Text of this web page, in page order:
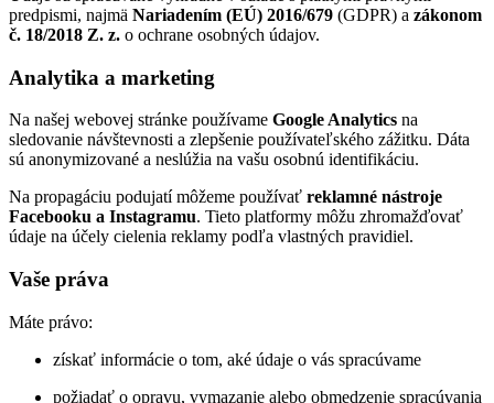
predpismi, najmä Nariadením (EÚ) 2016/679 (GDPR) a zákonom
č. 18/2018 Z. z. o ochrane osobných údajov.
Analytika a marketing
Na našej webovej stránke používame Google Analytics na
sledovanie návštevnosti a zlepšenie používateľského zážitku. Dáta
sú anonymizované a neslúžia na vašu osobnú identifikáciu.
Na propagáciu podujatí môžeme používať reklamné nástroje
Facebooku a Instagramu. Tieto platformy môžu zhromažďovať
údaje na účely cielenia reklamy podľa vlastných pravidiel.
Vaše práva
Máte právo:
získať informácie o tom, aké údaje o vás spracúvame
požiadať o opravu, vymazanie alebo obmedzenie spracúvania